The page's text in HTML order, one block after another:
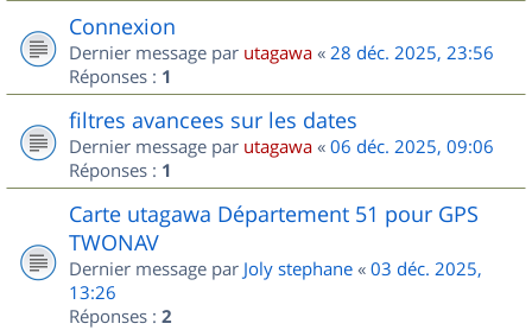
Connexion
Dernier message par utagawa « 28 déc. 2025, 23:56
Réponses : 1
filtres avancees sur les dates
Dernier message par utagawa « 06 déc. 2025, 09:06
Réponses : 1
Carte utagawa Département 51 pour GPS
TWONAV
Dernier message par Joly stephane « 03 déc. 2025,
13:26
Réponses : 2